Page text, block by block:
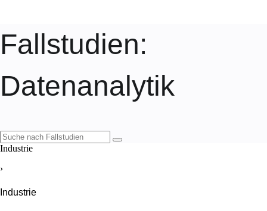
Fallstudien:
Datenanalytik
Industrie
›
Industrie